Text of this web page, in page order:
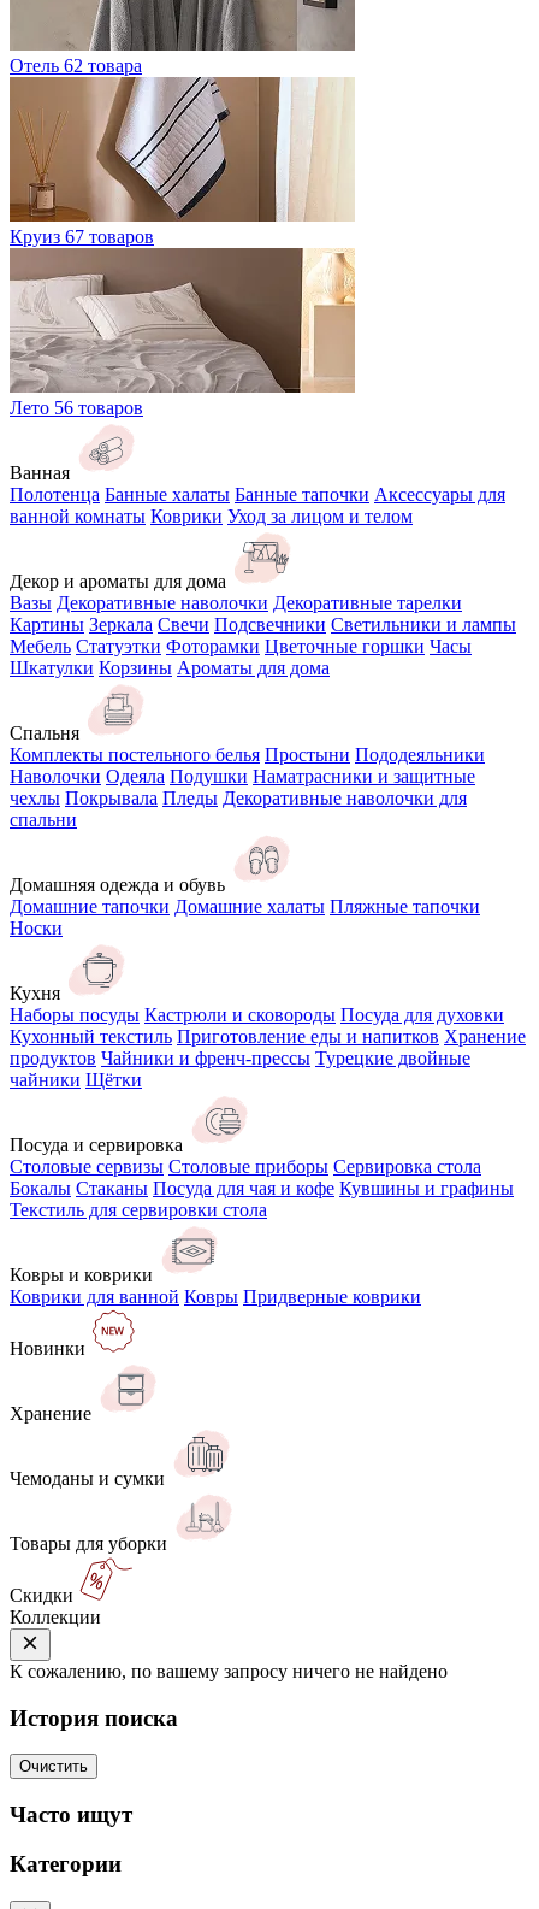
Отель 62 товара
Круиз 67 товаров
Лето 56 товаров
Ванная
Полотенца Банные халаты Банные тапочки Аксессуары для
ванной комнаты Коврики Уход за лицом и телом
Декор и ароматы для дома
Вазы Декоративные наволочки Декоративные тарелки
Картины Зеркала Свечи Подсвечники Светильники и лампы
Мебель Статуэтки Фоторамки Цветочные горшки Часы
Шкатулки Корзины Ароматы для дома
Спальня
Комплекты постельного белья Простыни Пододеяльники
Наволочки Одеяла Подушки Наматрасники и защитные
чехлы Покрывала Пледы Декоративные наволочки для
спальни
Домашняя одежда и обувь
Домашние тапочки Домашние халаты Пляжные тапочки
Носки
Кухня
Наборы посуды Кастрюли и сковороды Посуда для духовки
Кухонный текстиль Приготовление еды и напитков Хранение
продуктов Чайники и френч-прессы Турецкие двойные
чайники Щётки
Посуда и сервировка
Столовые сервизы Столовые приборы Сервировка стола
Бокалы Стаканы Посуда для чая и кофе Кувшины и графины
Текстиль для сервировки стола
Ковры и коврики
Коврики для ванной Ковры Придверные коврики
Новинки
Хранение
Чемоданы и сумки
Товары для уборки
Скидки
Коллекции
К сожалению, по вашему запросу ничего не найдено
История поиска
Очистить
Часто ищут
Категории